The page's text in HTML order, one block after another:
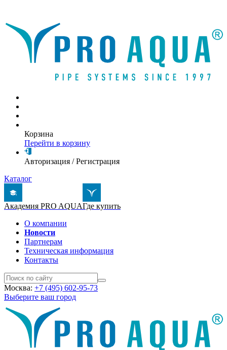
Корзина
Перейти в корзину
Авторизация /Регистрация
Каталог
Академия PRO AQUAГде купить
О компании
Новости
Партнерам
Техническая информация
Контакты
Москва: +7 (495) 602-95-73
Выберите ваш город